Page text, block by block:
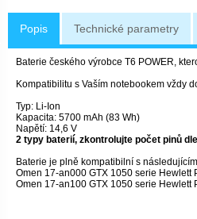
Popis Technické parametry
Baterie českého výrobce T6 POWER,
Kompatibilitu s Vaším notebookem vždy
Typ: Li-Ion
Kapacita: 5700 mAh (83 Wh)
Napětí: 14,6 V
2 typy baterií, zkontrolujte počet pinů
Baterie je plně kompatibilní s
Omen 17-an000 GTX 1050 serie Hewlett
Omen 17-an100 GTX 1050 serie Hewlett